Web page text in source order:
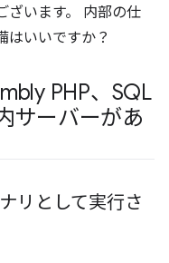
ざいます。 内部の仕
はいいですか？
PHP、SQL
サーバーがあ
リとして実行さ